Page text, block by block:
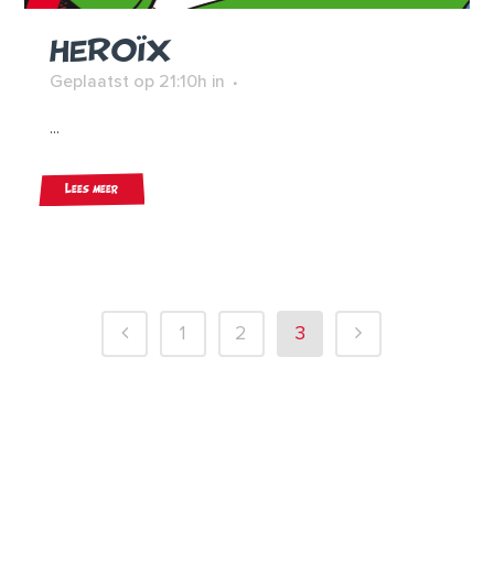
HEROÏX
Geplaatst op 21:10h in
...
Lees meer
1 2 3